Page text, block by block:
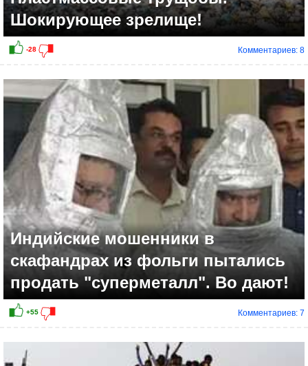
Шокирующее зрелище!
Комментариев: 8
Индийские мошенники в
скафандрах из фольги пытались
продать "суперметалл". Во дают!
Комментариев: 7